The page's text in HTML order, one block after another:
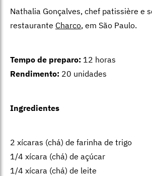
Nathalia Gonçalves, chef patissière e
restaurante Charco, em São Paulo.
Tempo de preparo: 12 horas
Rendimento: 20 unidades
Ingredientes
2 xícaras (chá) de farinha de trigo
1/4 xícara (chá) de açúcar
1/4 xícara (chá) de leite